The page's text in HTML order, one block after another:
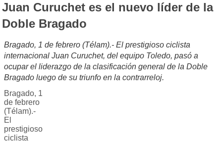
Juan Curuchet es el nuevo líder de la
Doble Bragado
Bragado, 1 de febrero (Télam).- El prestigioso ciclista
internacional Juan Curuchet, del equipo Toledo, pasó a
ocupar el liderazgo de la clasificación general de la Doble
Bragado luego de su triunfo en la contrarreloj.
Bragado, 1
de febrero
(Télam).-
El
prestigioso
ciclista